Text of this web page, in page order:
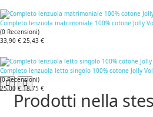
Completo lenzuola matrimoniale 100% cotone Jolly
(0 Recensioni)
33,90 € 25,43 €
Completo lenzuola letto singolo 100% cotone Jolly
(0Recensioni)
25,00 € 18,75 €
Prodotti nella